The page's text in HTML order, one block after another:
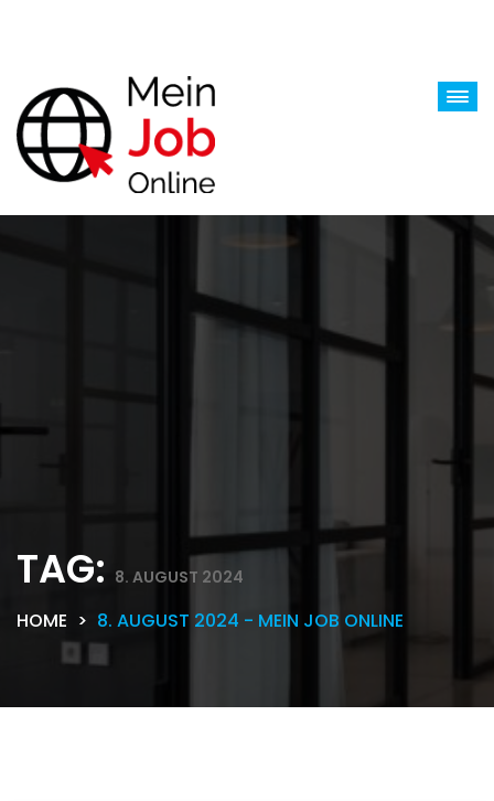
TAG: 8. AUGUST 2024
HOME 8. AUGUST 2024 - MEIN JOB ONLINE